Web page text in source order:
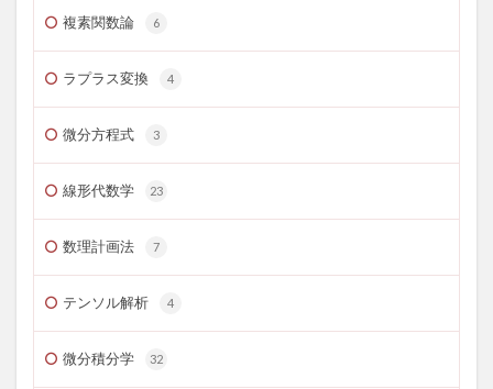
複素関数論 6
ラプラス変換 4
微分方程式 3
線形代数学 23
数理計画法 7
テンソル解析 4
微分積分学 32